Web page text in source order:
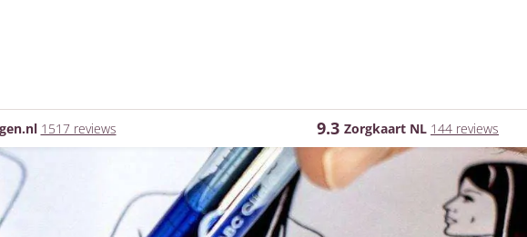
1517 reviews 9.3 Zorgkaart NL 144 reviews